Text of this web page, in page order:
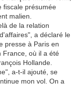
fiscale présumée
malien.
de la relation
a déclaré le
presse à Paris en
France, où il a été
Hollande.
a-t-il ajouté, se
mon vol. On a